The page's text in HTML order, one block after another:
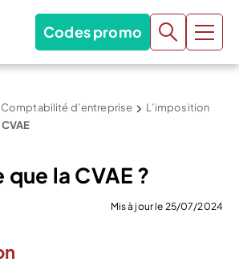
Codes promo
d’entreprise
L’imposition
la CVAE ?
Mis à jour le 25/07/2024